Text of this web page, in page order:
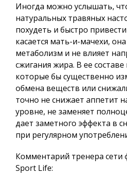
Иногда можно услышать,
натуральных травяных
похудеть и быстро
касается мать-и-мачехи,
метаболизм и не влияет
сжигания жира. В ее
которые бы существенно
обмена веществ или
точно не снижает аппетит
уровне, не заменяет
дает заметного эффекта в
при регулярном
Комментарий тренера сети
Sport Life: